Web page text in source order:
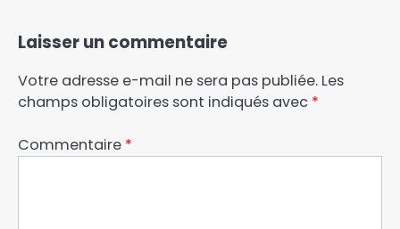
Laisser un commentaire
Votre adresse e-mail ne sera pas publiée. Les
champs obligatoires sont indiqués avec *
Commentaire *